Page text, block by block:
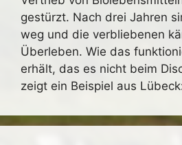
gestürzt. Nach drei Jahren
weg und die verbliebenen
Überleben. Wie das
erhält, das es nicht beim
zeigt ein Beispiel aus